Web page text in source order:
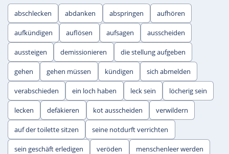
abschlecken abdanken abspringen aufhören
aufkündigen auflösen aufsagen ausscheiden
aussteigen demissionieren die stellung aufgeben
gehen gehen müssen kündigen sich abmelden
verabschieden ein loch haben leck sein löcherig sein
lecken defäkieren kot ausscheiden verwildern
auf der toilette sitzen seine notdurft verrichten
sein geschäft erledigen veröden menschenleer werden